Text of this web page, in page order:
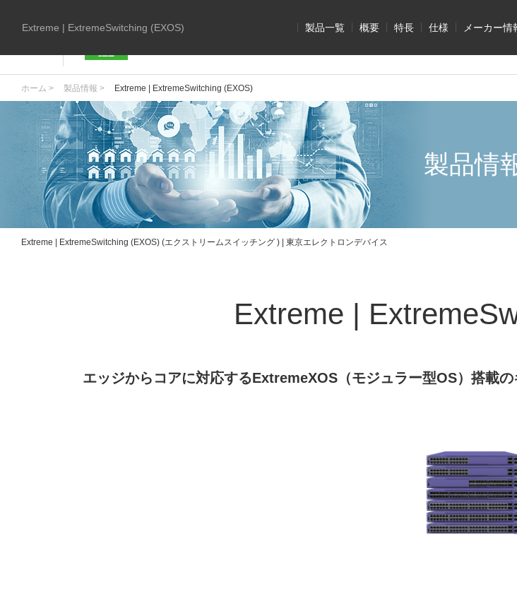
ホーム > 製品情報 > Extreme | ExtremeSwitching (EXOS)
製品情
Extreme | ExtremeSwitching (EXOS) (エクストリームスイッチング ) | 東京エレクトロンデバイス
Extreme |
エッジからコアに対応するExtremeXOS（モジュラー型OS）搭載
Extreme | ExtremeSwitching (EXOS) 製品一覧 概要 特長 仕様 メーカー情